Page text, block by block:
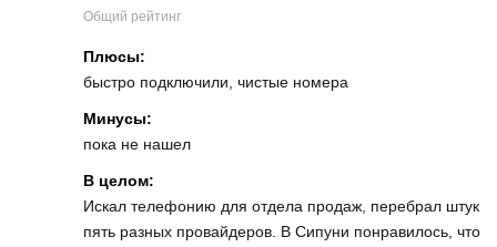
Общий рейтинг
Плюсы:
быстро подключили, чистые номера
Минусы:
пока не нашел
В целом:
Искал телефонию для отдела продаж, перебрал штук
пять разных провайдеров. В Сипуни понравилось, что